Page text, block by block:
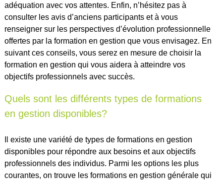
adéquation avec vos attentes. Enfin, n’hésitez pas à
consulter les avis d’anciens participants et à vous
renseigner sur les perspectives d’évolution professionnelle
offertes par la formation en gestion que vous envisagez. En
suivant ces conseils, vous serez en mesure de choisir la
formation en gestion qui vous aidera à atteindre vos
objectifs professionnels avec succès.
Quels sont les différents types de formations
en gestion disponibles?
Il existe une variété de types de formations en gestion
disponibles pour répondre aux besoins et aux objectifs
professionnels des individus. Parmi les options les plus
courantes, on trouve les formations en gestion générale qui